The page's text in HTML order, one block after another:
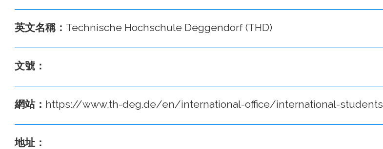
英文名稱： Technische Hochschule Deggendorf (THD)
文號：
網站： https://www.th-deg.de/en/international-office/international-students
地址：